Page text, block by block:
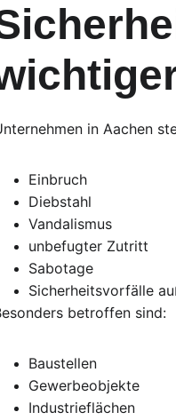
in Aachen
Einbruch
Diebstahl
Vandalismus
unbefugter Zutritt
Sabotage
Sicherheitsvorfälle
betroffen sind:
Baustellen
Gewerbeobjekte
Industrieflächen